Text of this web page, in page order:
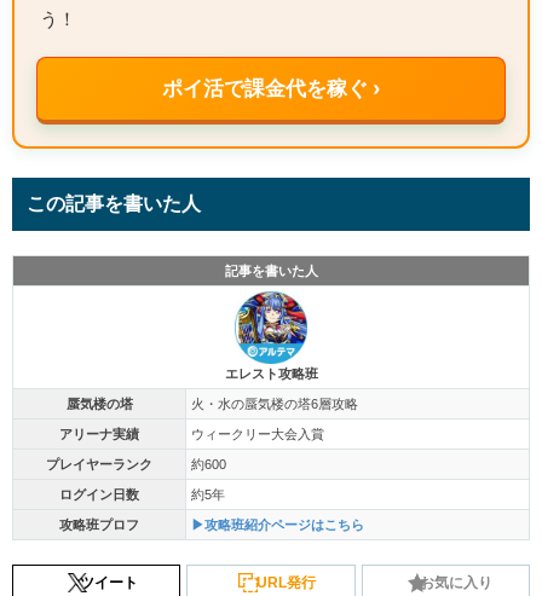
う！
ポイ活で課金代を稼ぐ ›
この記事を書いた人
記事を書いた人
エレスト攻略班
蜃気楼の塔 火・水の蜃気楼の塔6層攻略
アリーナ実績 ウィークリー大会入賞
プレイヤーランク 約600
ログイン日数 約5年
攻略班プロフ ▶攻略班紹介ページはこちら
ツイート URL発行 お気に入り